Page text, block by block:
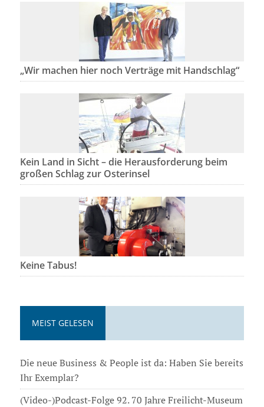
„Wir machen hier noch Verträge mit Handschlag“
Kein Land in Sicht – die Herausforderung beim
großen Schlag zur Osterinsel
Keine Tabus!
MEIST GELESEN
Die neue Business & People ist da: Haben Sie bereits
Ihr Exemplar?
(Video-)Podcast-Folge 92. 70 Jahre Freilicht-Museum